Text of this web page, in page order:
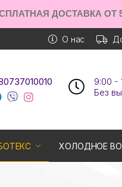
ДОСТАВКА ОТ
О нас
9:00 -
Без
ХОЛОДНОЕ